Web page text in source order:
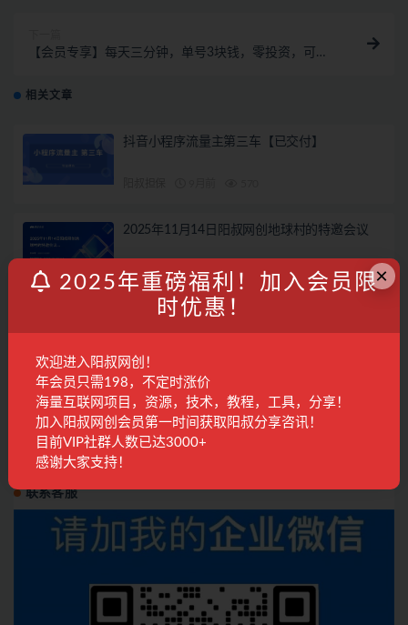
【会员专享】每天三分钟，单号3块钱，零投资，可长
相关文章
抖音小程序流量主第三车【已交付】
2025年11月14日阳叔网创地球村的特邀会议
会议回放 9月前 277 专属
抖音小程序流量主第二车【已交付】
阳叔担保
读书赚钱实战营，从0到1边读书边赚钱，实现
年入百万梦想,写作变现
国内项目 2年前
联系客服
×
2025年重磅福利！加入会员限
时优惠！
欢迎进入阳叔网创！
年会员只需198，不定时涨价
海量互联网项目，资源，技术，教程，工具，分享！
加入阳叔网创会员第一时间获取阳叔分享咨讯！
目前VIP社群人数已达3000+
感谢大家支持！